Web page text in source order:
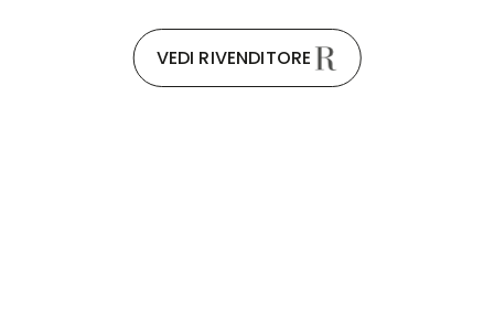
VEDI RIVENDITORE